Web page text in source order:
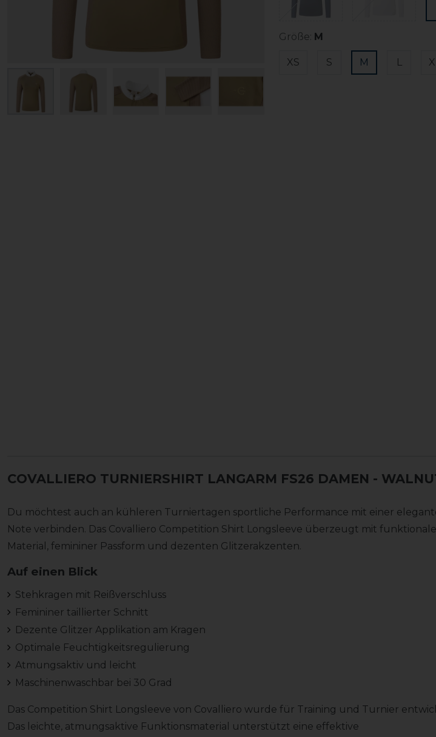
Größe: M
XS S M L
COVALLIERO TURNIERSHIRT LANGARM FS26 DAMEN -
Du möchtest auch an kühleren Turniertagen sportliche Performance mit einer
Note verbinden. Das Covalliero Competition Shirt Longsleeve überzeugt mit
Material, femininer Passform und dezenten Glitzerakzenten.
Auf einen Blick
Stehkragen mit Reißverschluss
Femininer taillierter Schnitt
Dezente Glitzer Applikation am Kragen
Optimale Feuchtigkeitsregulierung
Atmungsaktiv und leicht
Maschinenwaschbar bei 30 Grad
Das Competition Shirt Longsleeve von Covalliero wurde für Training und Turnier
Das leichte, atmungsaktive Funktionsmaterial unterstützt eine effektive